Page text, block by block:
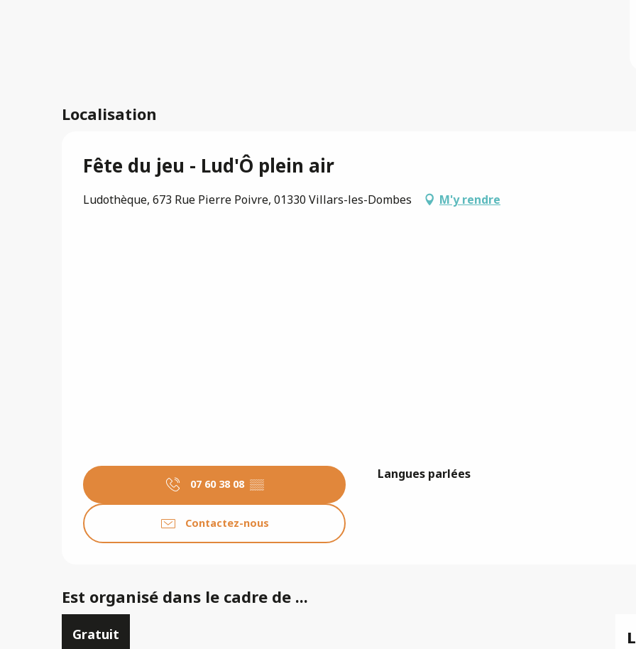
Localisation
Fête du jeu - Lud'Ô plein air
Ludothèque, 673 Rue Pierre Poivre, 01330 Villars-les-Dombes M'y rendre
07 60 38 08 ▒▒
Contactez-nous
Langues parlées
Langues parlées
Est organisé dans le cadre de ...
Gratuit